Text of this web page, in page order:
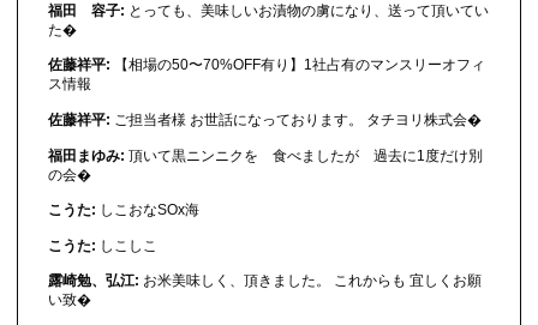
福田 容子: とっても、美味しいお漬物の虜になり、送って頂いてい
た�
佐藤祥平: 【相場の50〜70%OFF有り】1社占有のマンスリーオフィ
ス情報
佐藤祥平: ご担当者様 お世話になっております。 タチヨリ株式会�
福田まゆみ: 頂いて黒ニンニクを 食べましたが 過去に1度だけ別
の会�
こうた: しこおなSOx海
こうた: しこしこ
露崎勉、弘江: お米美味しく、頂きました。 これからも 宜しくお願
い致�